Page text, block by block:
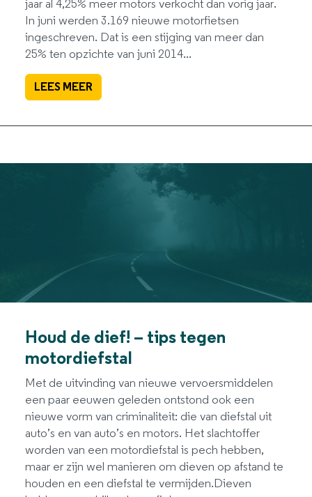
jaar al 4,25% meer motors verkocht dan vorig jaar.
In juni werden 3.169 nieuwe motorfietsen
ingeschreven. Dat is een stijging van meer dan
25% ten opzichte van juni 2014...
LEES MEER
Houd de dief! – tips tegen
motordiefstal
Met de uitvinding van nieuwe vervoersmiddelen
een paar eeuwen geleden ontstond ook een
nieuwe vorm van criminaliteit: die van diefstal uit
auto’s en van auto’s en motors. Het slachtoffer
worden van een motordiefstal is pech hebben,
maar er zijn wel manieren om dieven op afstand te
houden en een diefstal te vermijden.Dieven